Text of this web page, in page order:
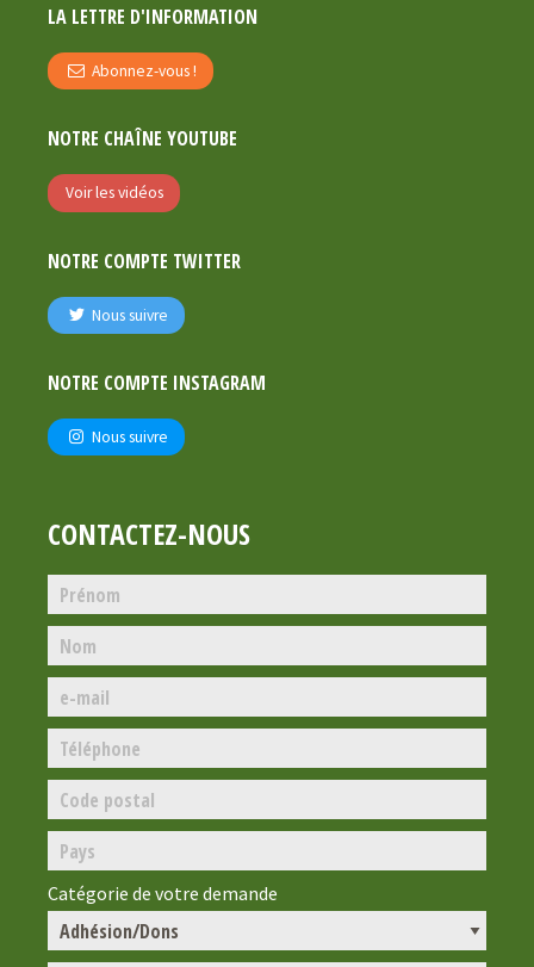
LA LETTRE D'INFORMATION
Abonnez-vous !
NOTRE CHAÎNE YOUTUBE
Voir les vidéos
NOTRE COMPTE TWITTER
Nous suivre
NOTRE COMPTE INSTAGRAM
Nous suivre
CONTACTEZ-NOUS
Catégorie de votre demande